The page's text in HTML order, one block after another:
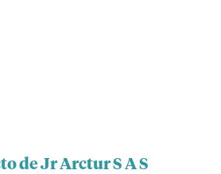
de Jr Arctur S A S